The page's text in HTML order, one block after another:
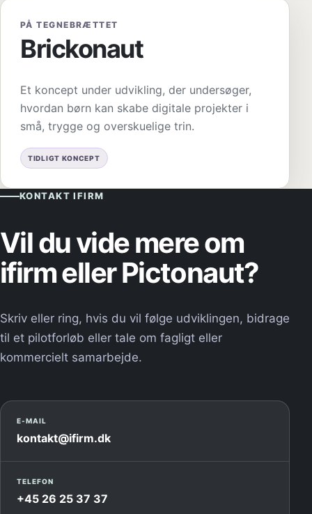
PÅ TEGNEBRÆTTET
Brickonaut
Et koncept under udvikling, der undersøger,
hvordan børn kan skabe digitale projekter i
små, trygge og overskuelige trin.
TIDLIGT KONCEPT
KONTAKT IFIRM
Vil du vide mere om
ifirm eller Pictonaut?
Skriv eller ring, hvis du vil følge udviklingen, bidrage
til et pilotforløb eller tale om fagligt eller
kommercielt samarbejde.
E-MAIL
kontakt@ifirm.dk
TELEFON
+45 26 25 37 37